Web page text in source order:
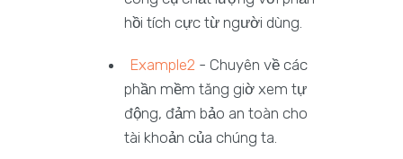
hồi tích cực từ người dùng.
Example2 - Chuyên về các
phần mềm tăng giờ xem tự
động, đảm bảo an toàn cho
tài khoản của chúng ta.